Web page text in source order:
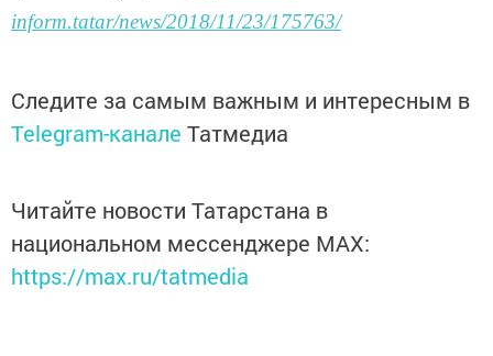
inform.tatar/news/2018/11/23/175763/
Следите за самым важным и интересным в
Telegram-канале Татмедиа
Читайте новости Татарстана в
национальном мессенджере MАХ:
https://max.ru/tatmedia